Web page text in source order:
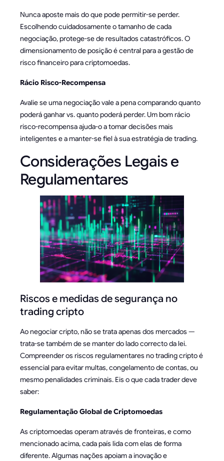
Nunca aposte mais do que pode permitir-se perder.
Escolhendo cuidadosamente o tamanho de cada
negociação, protege-se de resultados catastróficos. O
dimensionamento de posição é central para a gestão de
risco financeiro para criptomoedas.
Rácio Risco-Recompensa
Avalie se uma negociação vale a pena comparando quanto
poderá ganhar vs. quanto poderá perder. Um bom rácio
risco-recompensa ajuda-o a tomar decisões mais
inteligentes e a manter-se fiel à sua estratégia de trading.
Considerações Legais e
Regulamentares
Riscos e medidas de segurança no
trading cripto
Ao negociar cripto, não se trata apenas dos mercados —
trata-se também de se manter do lado correcto da lei.
Compreender os riscos regulamentares no trading cripto é
essencial para evitar multas, congelamento de contas, ou
mesmo penalidades criminais. Eis o que cada trader deve
saber:
Regulamentação Global de Criptomoedas
As criptomoedas operam através de fronteiras, e como
mencionado acima, cada país lida com elas de forma
diferente. Algumas nações apoiam a inovação e